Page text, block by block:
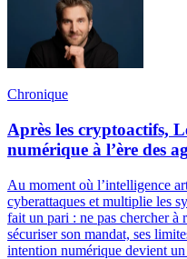
Chronique
Après les cryptoactifs,
numérique à l’ère des
Au moment où l’intelligence
cyberattaques et multiplie les
fait un pari : ne pas chercher à
sécuriser son mandat, ses
intention numérique devient un